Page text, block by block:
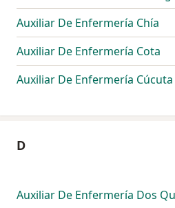
Auxiliar De Enfermería Chía
Auxiliar De Enfermería Cota
Auxiliar De Enfermería Cúcuta
D
Auxiliar De Enfermería Dos